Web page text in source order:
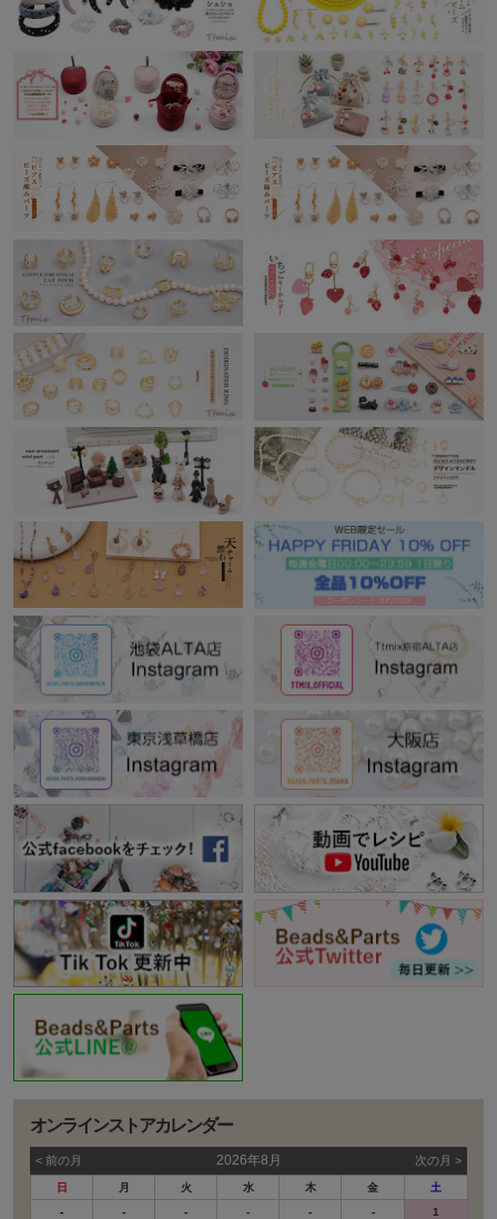
オンラインストアカレンダー
< 前の⽉ 2026年8月 次の⽉ >
日 月 火 水 木 金
土
-
- - - - -
1